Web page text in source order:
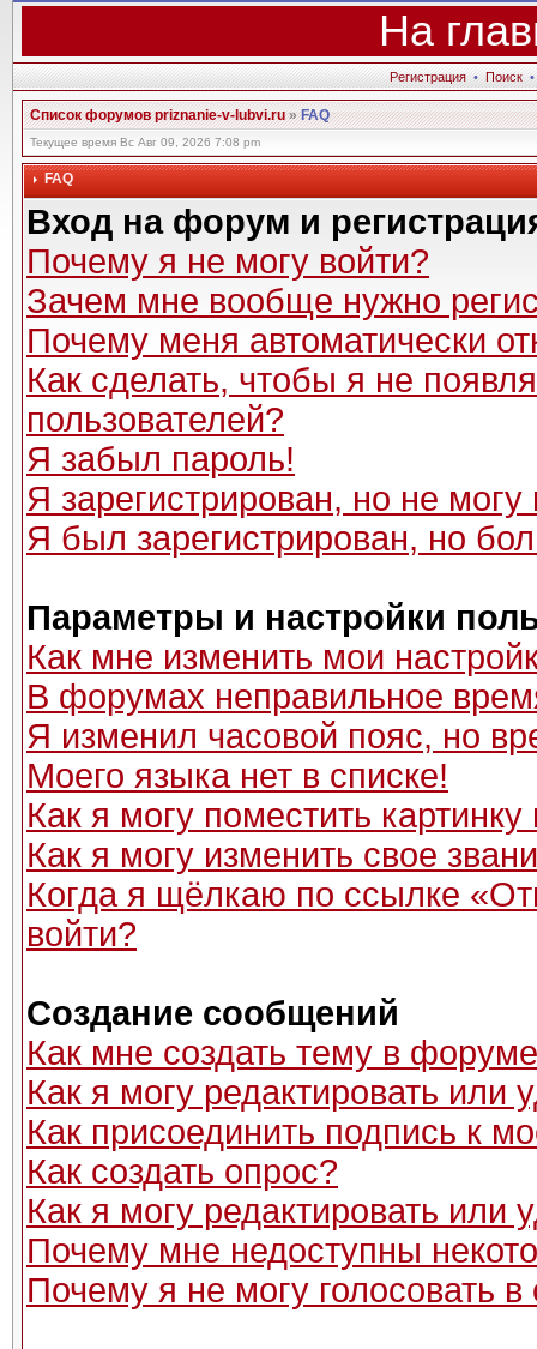
На
Регистрация • Поиск •
Список форумов priznanie-v-lubvi.ru»FAQ
Текущее время Вс Авг 09, 2026 7:08 pm
FAQ
Вход на форум и
Почему я не могу войти?
Зачем мне вообще нужно
Почему меня автоматически
Как сделать, чтобы я не
пользователей?
Я забыл пароль!
Я зарегистрирован, но не могу
Я был зарегистрирован, но
Параметры и настройки
Как мне изменить мои
В форумах неправильное
Я изменил часовой пояс, но
Моего языка нет в списке!
Как я могу поместить
Как я могу изменить свое
Когда я щёлкаю по ссылке
войти?
Создание сообщений
Как мне создать тему в
Как я могу редактировать или
Как присоединить подпись к
Как создать опрос?
Как я могу редактировать или
Почему мне недоступны
Почему я не могу голосовать в